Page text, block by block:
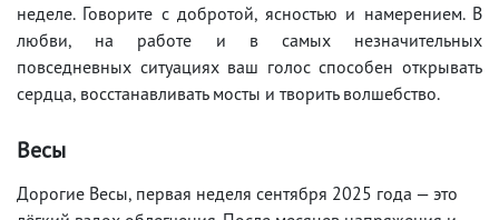
неделе. Говорите с добротой, ясностью и намерением. В
любви, на работе и в самых незначительных
повседневных ситуациях ваш голос способен открывать
сердца, восстанавливать мосты и творить волшебство.
Весы
Дорогие Весы, первая неделя сентября 2025 года — это